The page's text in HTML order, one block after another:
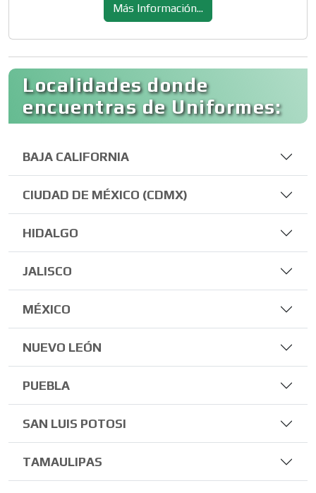
Más Información...
Localidades donde
encuentras de Uniformes:
BAJA CALIFORNIA
CIUDAD DE MÉXICO (CDMX)
HIDALGO
JALISCO
MÉXICO
NUEVO LEÓN
PUEBLA
SAN LUIS POTOSI
TAMAULIPAS